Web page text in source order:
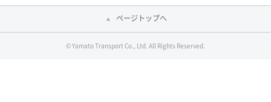
ページトップへ
© Yamato Transport Co., Ltd. All Rights Reserved.